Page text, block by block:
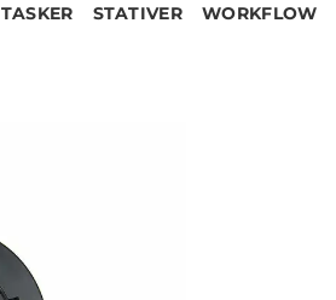
TASKER STATIVER WORKFLOW